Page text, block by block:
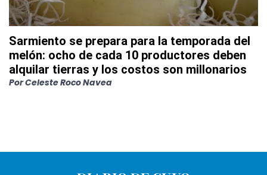
Sarmiento se prepara para la temporada del
melón: ocho de cada 10 productores deben
alquilar tierras y los costos son millonarios
PorCeleste Roco Navea